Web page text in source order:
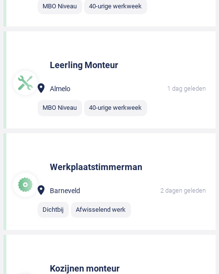
MBO Niveau 40-urige werkweek
Leerling Monteur
Almelo 1 dag geleden
MBO Niveau 40-urige werkweek
Werkplaatstimmerman
Barneveld 2 dagen geleden
Dichtbij Afwisselend werk
Kozijnen monteur